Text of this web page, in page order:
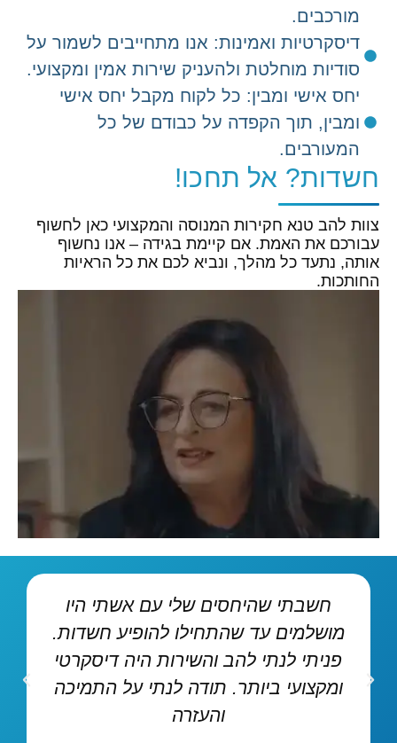
מורכבים.
דיסקרטיות ואמינות: אנו מתחייבים לשמור על
סודיות מוחלטת ולהעניק שירות אמין ומקצועי.
יחס אישי ומבין: כל לקוח מקבל יחס אישי
ומבין, תוך הקפדה על כבודם של כל
המעורבים.
חשדות? אל תחכו!
צוות להב טנא חקירות המנוסה והמקצועי כאן לחשוף
עבורכם את האמת. אם קיימת בגידה – אנו נחשוף
אותה, נתעד כל מהלך, ונביא לכם את כל הראיות
החותכות.
חשבתי שהיחסים שלי עם אשתי היו
מושלמים עד שהתחילו להופיע חשדות.
פניתי לנתי להב והשירות היה דיסקרטי
ומקצועי ביותר. תודה לנתי על התמיכה
והעזרה